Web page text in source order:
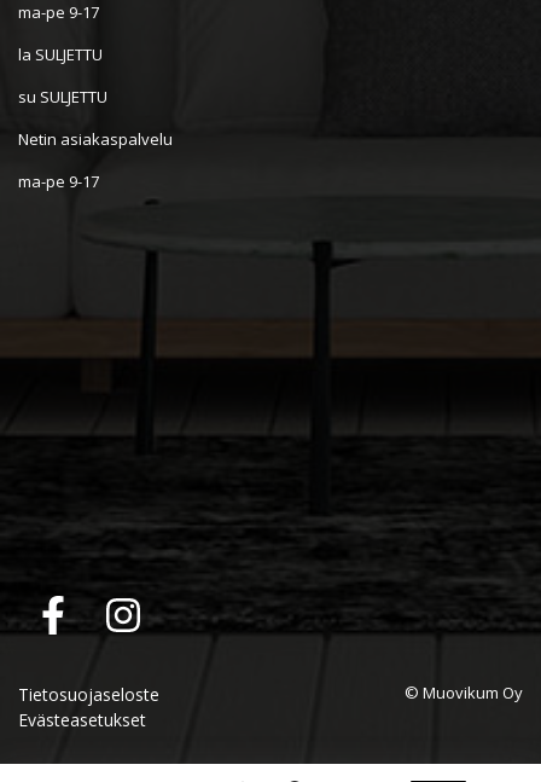
ma-pe 9-17
la SULJETTU
su SULJETTU
Netin asiakaspalvelu
ma-pe 9-17
Tietosuojaseloste
Evästeasetukset
© Muovikum Oy